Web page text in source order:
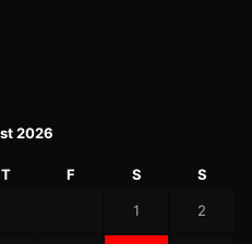
2026
T F S S
1 2